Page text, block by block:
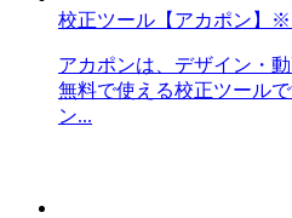
校正ツール【アカポン】
アカポンは、デザイン・
無料で使える校正ツール
ン...